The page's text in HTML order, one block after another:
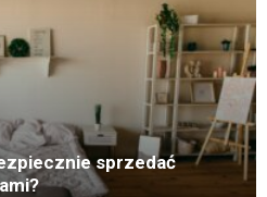
sprzedać